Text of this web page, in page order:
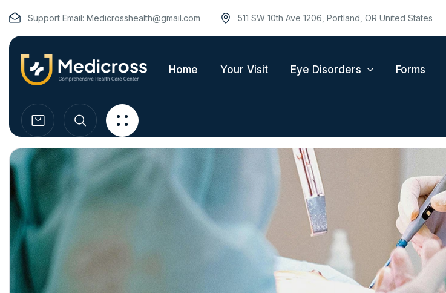
Support Email: Medicrosshealth@gmail.com 511 SW 10th Ave 1206, Portland, OR United States
Home Your Visit Eye Disorders Forms